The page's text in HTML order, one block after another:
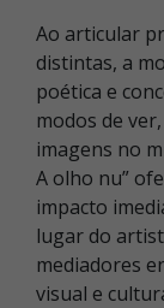
Ao articular
distintas, a
poética e
modos de
imagens no
A olho nu”
impacto
lugar do
mediadores
visual e